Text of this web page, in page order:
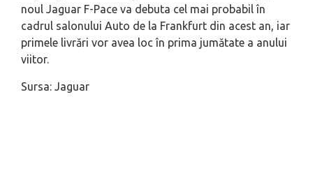
noul Jaguar F-Pace va debuta cel mai probabil în
cadrul salonului Auto de la Frankfurt din acest an, iar
primele livrări vor avea loc în prima jumătate a anului
viitor.
Sursa: Jaguar